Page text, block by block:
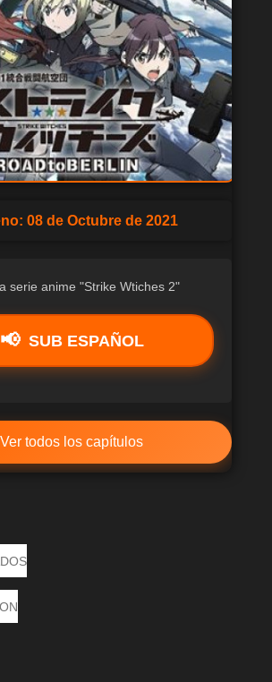
08 de Octubre de 2021
serie anime "Strike Wtiches 2"
SUB ESPAÑOL
Ver todos los capítulos